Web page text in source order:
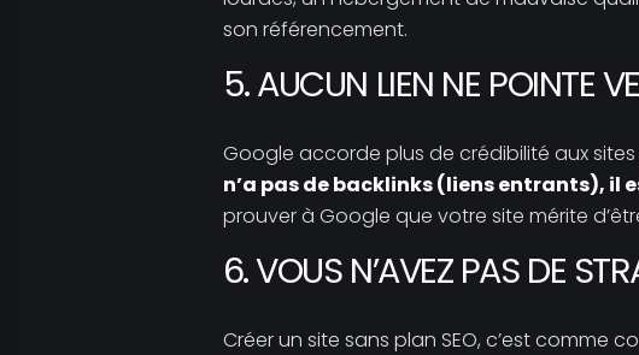
son référencement.
5. AUCUN LIEN NE POINTE
Google accorde plus de crédibilité aux
n’a pas de backlinks (liens entrants), il
prouver à Google que votre site mérite
6. VOUS N’AVEZ PAS DE
Créer un site sans plan SEO, c’est comme